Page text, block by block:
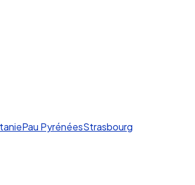
Pau PyrénéesStrasbourg